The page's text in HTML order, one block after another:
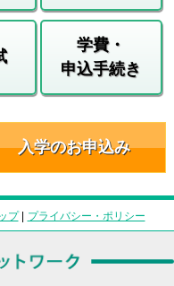
学費・
申込手続き
入学のお申込み
プ| プライバシー・ポリシー